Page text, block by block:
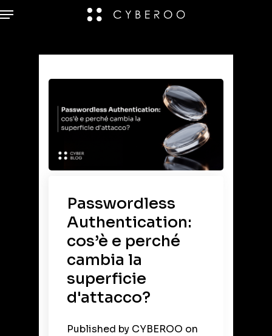
Passwordless
Authentication:
cos’è e perché
cambia la
superficie
d'attacco?
Published by CYBEROO on